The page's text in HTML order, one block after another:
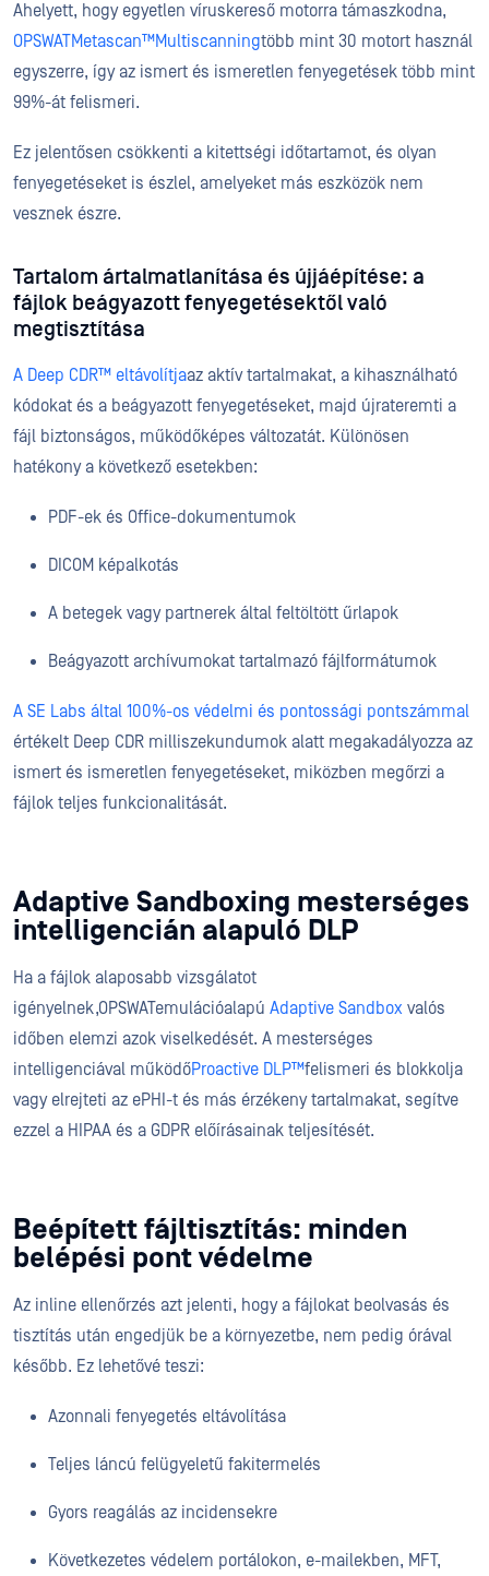
Ahelyett, hogy egyetlen víruskereső motorra támaszkodna,
OPSWATMetascan™Multiscanningtöbb mint 30 motort használ
egyszerre, így az ismert és ismeretlen fenyegetések több mint
99%-át felismeri.
Ez jelentősen csökkenti a kitettségi időtartamot, és olyan
fenyegetéseket is észlel, amelyeket más eszközök nem
vesznek észre.
Tartalom ártalmatlanítása és újjáépítése: a
fájlok beágyazott fenyegetésektől való
megtisztítása
A Deep CDR™ eltávolítjaaz aktív tartalmakat, a kihasználható
kódokat és a beágyazott fenyegetéseket, majd újrateremti a
fájl biztonságos, működőképes változatát. Különösen
hatékony a következő esetekben:
PDF-ek és Office-dokumentumok
DICOM képalkotás
A betegek vagy partnerek által feltöltött űrlapok
Beágyazott archívumokat tartalmazó fájlformátumok
A SE Labs által 100%-os védelmi és pontossági pontszámmal
értékelt Deep CDR milliszekundumok alatt megakadályozza az
ismert és ismeretlen fenyegetéseket, miközben megőrzi a
fájlok teljes funkcionalitását.
Adaptive Sandboxing mesterséges
intelligencián alapuló DLP
Ha a fájlok alaposabb vizsgálatot
igényelnek,OPSWATemulációalapú Adaptive Sandbox valós
időben elemzi azok viselkedését. A mesterséges
intelligenciával működőProactive DLP™felismeri és blokkolja
vagy elrejteti az ePHI-t és más érzékeny tartalmakat, segítve
ezzel a HIPAA és a GDPR előírásainak teljesítését.
Beépített fájltisztítás: minden
belépési pont védelme
Az inline ellenőrzés azt jelenti, hogy a fájlokat beolvasás és
tisztítás után engedjük be a környezetbe, nem pedig órával
később. Ez lehetővé teszi:
Azonnali fenyegetés eltávolítása
Teljes láncú felügyeletű fakitermelés
Gyors reagálás az incidensekre
Következetes védelem portálokon, e-mailekben, MFT,